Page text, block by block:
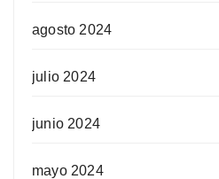
agosto 2024
julio 2024
junio 2024
mayo 2024